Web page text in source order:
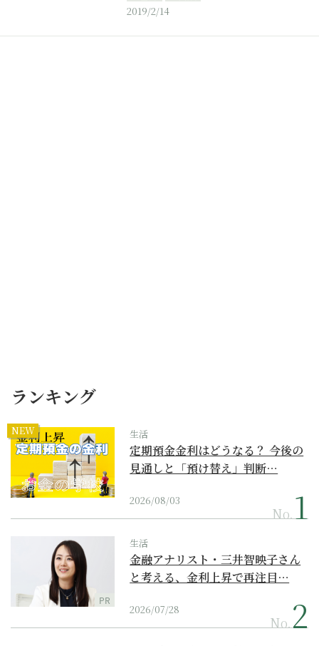
2019/2/14
ランキング
NEW 生活
定期預金金利はどうなる？ 今後の
見通しと「預け替え」判断…
2026/08/03
No.
PR
生活
金融アナリスト・三井智映子さん
と考える、金利上昇で再注目…
2026/07/28
No.